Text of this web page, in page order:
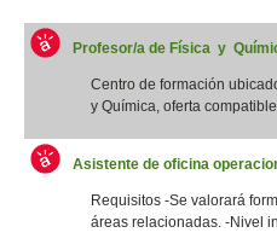
Profesor/a de Física y
Centro de formación
y Química, oferta
Asistente de oficina
Requisitos -Se valorará
áreas relacionadas. -Nivel